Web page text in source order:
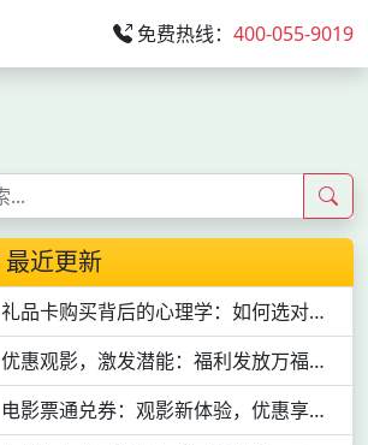
免费热线： 400-055-9019
最近更新
礼品卡购买背后的心理学：如何选对心意
优惠观影，激发潜能：福利发放万福影券电影次券的员工激励效应
电影票通兑券：观影新体验，优惠享不停